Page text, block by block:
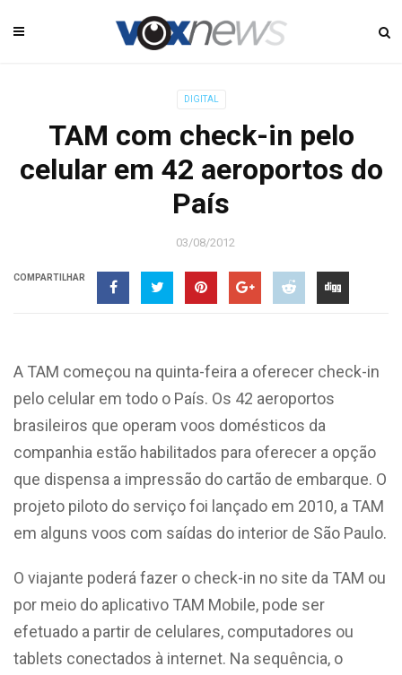
DIGITAL
TAM com check-in pelo
celular em 42 aeroportos do
País
03/08/2012
COMPARTILHAR
A TAM começou na quinta-feira a oferecer check-in
pelo celular em todo o País. Os 42 aeroportos
brasileiros que operam voos domésticos da
companhia estão habilitados para oferecer a opção
que dispensa a impressão do cartão de embarque. O
projeto piloto do serviço foi lançado em 2010, a TAM
em alguns voos com saídas do interior de São Paulo.
O viajante poderá fazer o check-in no site da TAM ou
por meio do aplicativo TAM Mobile, pode ser
efetuado a partir de celulares, computadores ou
tablets conectados à internet. Na sequência, o